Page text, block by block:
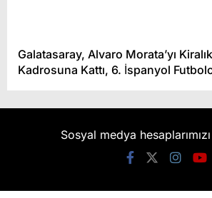
Galatasaray, Alvaro Morata’yı
Kadrosuna Kattı, 6. İspanyol
Sosyal medya